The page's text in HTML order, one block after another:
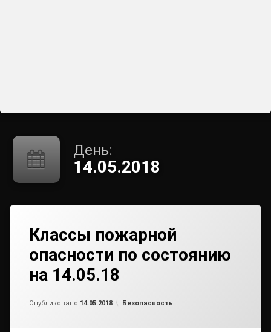
День:
14.05.2018
Классы пожарной
опасности по состоянию
на 14.05.18
Опубликовано 14.05.2018 Рубрики:
Безопасность